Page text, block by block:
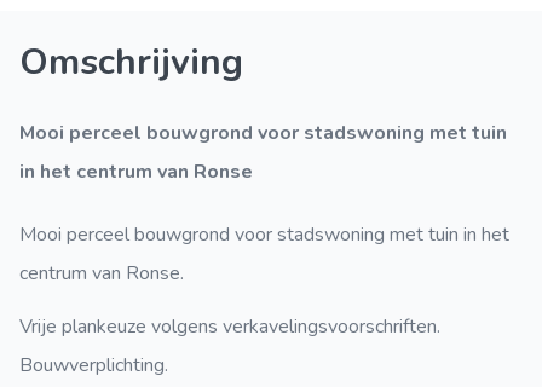
Omschrijving
Mooi perceel bouwgrond voor stadswoning met tuin
in het centrum van Ronse
Mooi perceel bouwgrond voor stadswoning met tuin in het
centrum van Ronse.
Vrije plankeuze volgens verkavelingsvoorschriften.
Bouwverplichting.